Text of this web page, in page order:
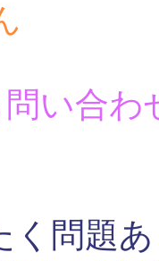
い合
く問題